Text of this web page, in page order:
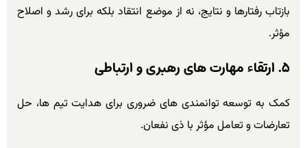
بازتاب رفتارها و نتایج، نه از موضع انتقاد بلکه برای رشد و اصلاح
مؤثر.
۵. ارتقاء مهارت های رهبری و ارتباطی
کمک به توسعه توانمندی های ضروری برای هدایت تیم ها، حل
تعارضات و تعامل مؤثر با ذی نفعان.